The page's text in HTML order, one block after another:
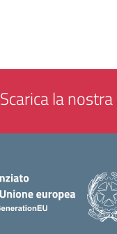
Scarica la